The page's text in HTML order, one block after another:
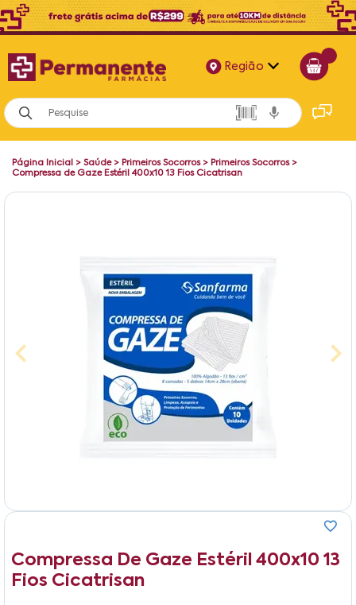
Região
Alagoas
Bahia
Página Inicial > Saúde> Primeiros Socorros> Primeiros Socorros>
Compressa de Gaze Estéril 400x10 13 Fios Cicatrisan
Compressa De Gaze Estéril 400x10 13
Fios Cicatrisan